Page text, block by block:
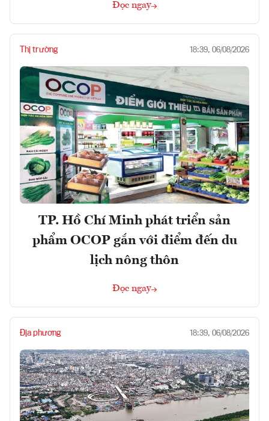
Đọc ngay
Thị trường 18:39, 06/08/2026
TP. Hồ Chí Minh phát triển sản
phẩm OCOP gắn với điểm đến du
lịch nông thôn
Đọc ngay
Địa phương 18:39, 06/08/2026